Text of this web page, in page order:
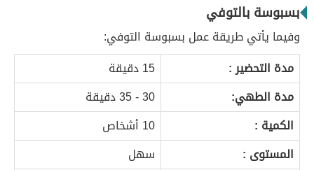
بسبوسة بالتوفي
وفيما يأتي طريقة عمل بسبوسة التوفي:
مدة التحضير :
15 دقيقة
مدة الطهي:
30 - 35 دقيقة
الكمية :
10 أشخاص
المستوى :
سهل